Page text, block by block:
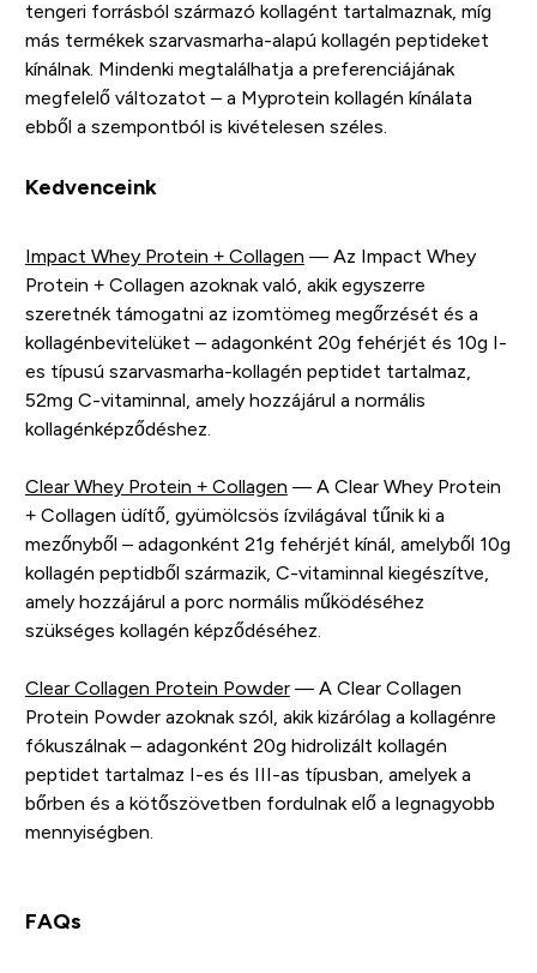
tengeri forrásból származó kollagént tartalmaznak, míg
más termékek szarvasmarha-alapú kollagén peptideket
kínálnak. Mindenki megtalálhatja a preferenciájának
megfelelő változatot – a Myprotein kollagén kínálata
ebből a szempontból is kivételesen széles.
Kedvenceink
Impact Whey Protein + Collagen — Az Impact Whey
Protein + Collagen azoknak való, akik egyszerre
szeretnék támogatni az izomtömeg megőrzését és a
kollagénbevitelüket – adagonként 20g fehérjét és 10g I-
es típusú szarvasmarha-kollagén peptidet tartalmaz,
52mg C-vitaminnal, amely hozzájárul a normális
kollagénképződéshez.
Clear Whey Protein + Collagen — A Clear Whey Protein
+ Collagen üdítő, gyümölcsös ízvilágával tűnik ki a
mezőnyből – adagonként 21g fehérjét kínál, amelyből 10g
kollagén peptidből származik, C-vitaminnal kiegészítve,
amely hozzájárul a porc normális működéséhez
szükséges kollagén képződéséhez.
Clear Collagen Protein Powder— A Clear Collagen
Protein Powder azoknak szól, akik kizárólag a kollagénre
fókuszálnak – adagonként 20g hidrolizált kollagén
peptidet tartalmaz I-es és III-as típusban, amelyek a
bőrben és a kötőszövetben fordulnak elő a legnagyobb
mennyiségben.
FAQs